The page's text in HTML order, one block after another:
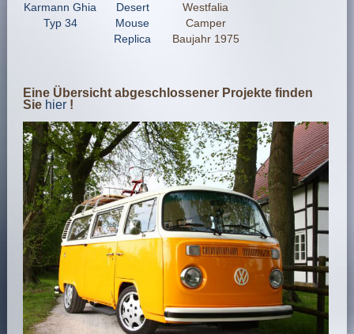
Karmann Ghia
Typ 34
Desert
Mouse
Replica
Westfalia
Camper
Baujahr 1975
Eine Übersicht abgeschlossener Projekte finden
Sie hier!